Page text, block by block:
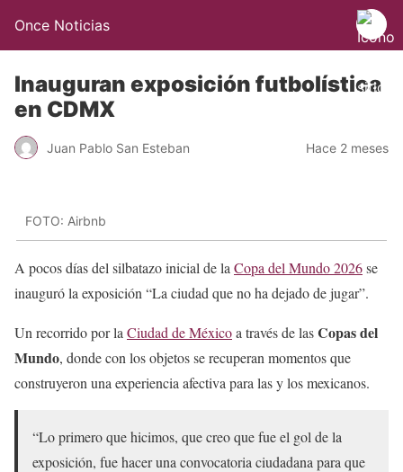
Once Noticias
Inauguran exposición futbolística
en CDMX
Juan Pablo San Esteban Hace 2 meses
FOTO: Airbnb
A pocos días del silbatazo inicial de la Copa del Mundo 2026se
inauguró la exposición “La ciudad que no ha dejado de jugar”.
Un recorrido por la Ciudad de Méxicoa través de lasCopas del
Mundo, donde con los objetos se recuperan momentos que
construyeron una experiencia afectiva para las y los mexicanos.
“Lo primero que hicimos, que creo que fue el gol de la
exposición, fue hacer una convocatoria ciudadana para que